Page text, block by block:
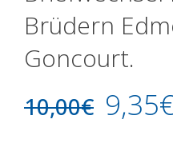
Brüdern
Goncourt.
10,00€ 9,35